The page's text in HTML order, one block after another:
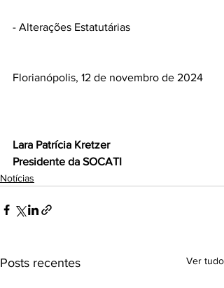
- Alterações Estatutárias
Florianópolis, 12 de novembro de 2024
Lara Patrícia Kretzer
Presidente da SOCATI
Notícias
Posts recentes Ver tudo